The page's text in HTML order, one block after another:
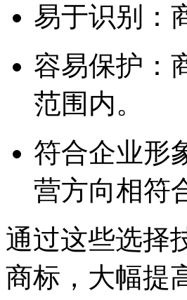
易于识别：
容易保护：
范围内。
符合企业形
营方向相符
通过这些选择
商标，大幅提